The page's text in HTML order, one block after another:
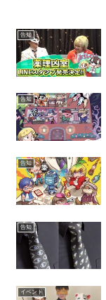
告知
告知
告知
告知
イベント